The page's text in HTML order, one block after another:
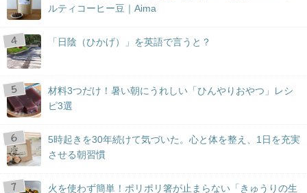
ルティコーヒー豆｜Aima
「日陰（ひかげ）」を英語で言うと？
材料3つだけ！暑い朝にうれしい「ひんやりおやつ」レシ
ピ3選
5時起きを30年続けて気づいた。心と体を整え、1日を充実
させる朝習慣
火を使わず簡単！ポリポリ箸が止まらない「きゅうりの生